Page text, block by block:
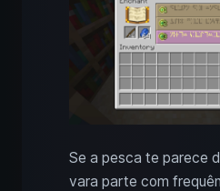
Se a pesca te parece
vara parte com